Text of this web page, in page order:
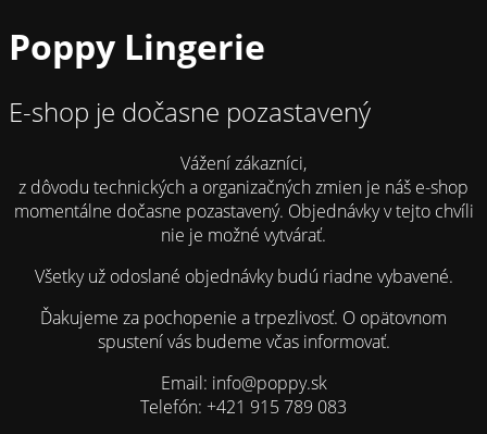
Poppy Lingerie
E-shop je dočasne pozastavený
Vážení zákazníci,
z dôvodu technických a organizačných zmien je náš e-shop
momentálne dočasne pozastavený. Objednávky v tejto chvíli
nie je možné vytvárať.
Všetky už odoslané objednávky budú riadne vybavené.
Ďakujeme za pochopenie a trpezlivosť. O opätovnom
spustení vás budeme včas informovať.
Email: info@poppy.sk
Telefón: +421 915 789 083